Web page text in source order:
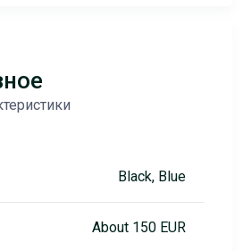
Black, Blue
About 150 EUR